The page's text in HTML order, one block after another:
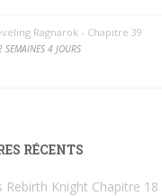
Ragnarok - Chapitre 39
4 JOURS
RÉCENTS
Rebirth Knight Chapitre 18